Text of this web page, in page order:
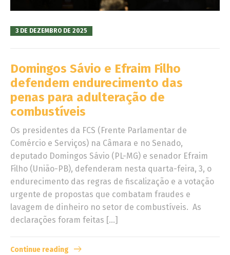
3 DE DEZEMBRO DE 2025
Domingos Sávio e Efraim Filho
defendem endurecimento das
penas para adulteração de
combustíveis
Os presidentes da FCS (Frente Parlamentar de
Comércio e Serviços) na Câmara e no Senado,
deputado Domingos Sávio (PL-MG) e senador Efraim
Filho (União-PB), defenderam nesta quarta-feira, 3, o
endurecimento das regras de fiscalização e a votação
urgente de propostas que combatam fraudes e
lavagem de dinheiro no setor de combustíveis. As
declarações foram feitas […]
Continue reading